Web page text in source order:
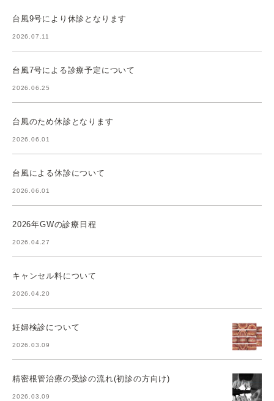
台風9号により休診となります
2026.07.11
台風7号による診療予定について
2026.06.25
台風のため休診となります
2026.06.01
台風による休診について
2026.06.01
2026年GWの診療日程
2026.04.27
キャンセル料について
2026.04.20
妊婦検診について
2026.03.09
精密根管治療の受診の流れ(初診の方向け)
2026.03.09